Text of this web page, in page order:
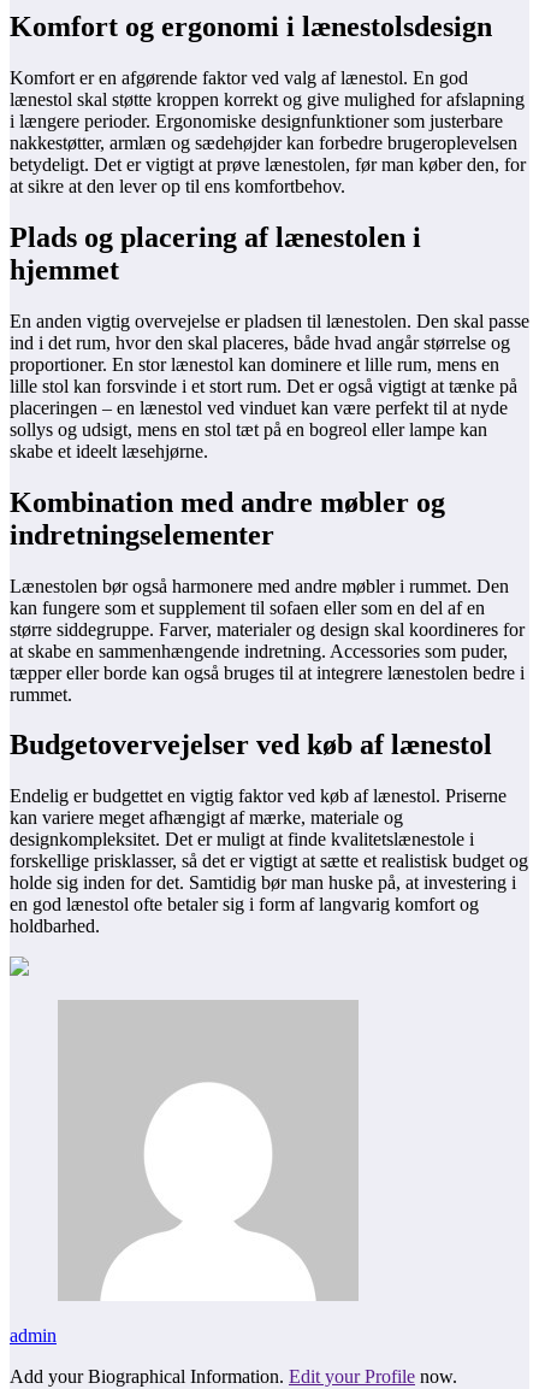
Komfort og ergonomi i lænestolsdesign
Komfort er en afgørende faktor ved valg af lænestol. En god
lænestol skal støtte kroppen korrekt og give mulighed for afslapning
i længere perioder. Ergonomiske designfunktioner som justerbare
nakkestøtter, armlæn og sædehøjder kan forbedre brugeroplevelsen
betydeligt. Det er vigtigt at prøve lænestolen, før man køber den, for
at sikre at den lever op til ens komfortbehov.
Plads og placering af lænestolen i
hjemmet
En anden vigtig overvejelse er pladsen til lænestolen. Den skal passe
ind i det rum, hvor den skal placeres, både hvad angår størrelse og
proportioner. En stor lænestol kan dominere et lille rum, mens en
lille stol kan forsvinde i et stort rum. Det er også vigtigt at tænke på
placeringen – en lænestol ved vinduet kan være perfekt til at nyde
sollys og udsigt, mens en stol tæt på en bogreol eller lampe kan
skabe et ideelt læsehjørne.
Kombination med andre møbler og
indretningselementer
Lænestolen bør også harmonere med andre møbler i rummet. Den
kan fungere som et supplement til sofaen eller som en del af en
større siddegruppe. Farver, materialer og design skal koordineres for
at skabe en sammenhængende indretning. Accessories som puder,
tæpper eller borde kan også bruges til at integrere lænestolen bedre i
rummet.
Budgetovervejelser ved køb af lænestol
Endelig er budgettet en vigtig faktor ved køb af lænestol. Priserne
kan variere meget afhængigt af mærke, materiale og
designkompleksitet. Det er muligt at finde kvalitetslænestole i
forskellige prisklasser, så det er vigtigt at sætte et realistisk budget og
holde sig inden for det. Samtidig bør man huske på, at investering i
en god lænestol ofte betaler sig i form af langvarig komfort og
holdbarhed.
admin
Add your Biographical Information. Edit your Profile now.